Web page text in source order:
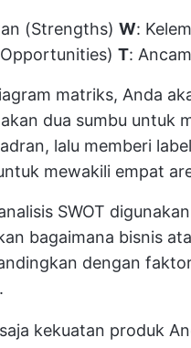
(Strengths) W:
T:
matriks, Anda
dua sumbu untuk
lalu memberi
mewakili empat
SWOT
bagaimana bisnis
dengan
kekuatan produk